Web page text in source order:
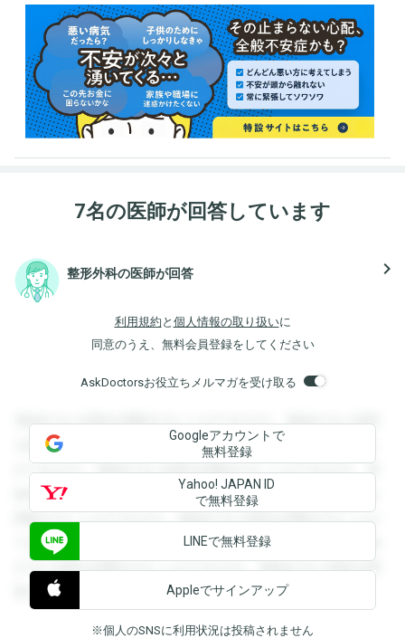
7名の医師が回答しています
整形外科の医師が回答 navigate_next
利用規約 と 個人情報の取り扱いに
同意のうえ、無料会員登録をしてください
AskDoctorsお役立ちメルマガを受け取る
登録すると回答を閲覧することができます。登録すると回答
を閲覧することができます。登録すると回答を閲覧すること
ができます。登録すると回答を閲覧することができます。登
録すると回答を閲覧することができます。登録すると回答を
閲覧することができます。登録すると回答を閲覧することが
できます。登録すると回答を閲覧することができます。登録
すると回答を閲覧することができます。登録すると回答を閲
覧することができます。
Googleアカウントで
無料登録
Yahoo! JAPAN ID
で無料登録
LINEで無料登録
Appleでサインアップ
※個人のSNSに利用状況は投稿されません